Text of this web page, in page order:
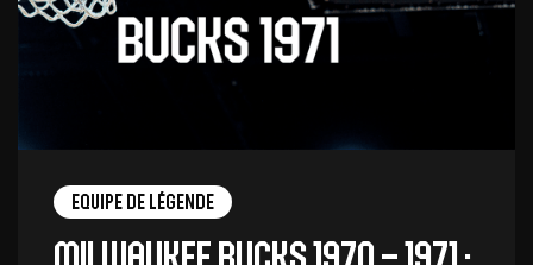
Equipe de légende